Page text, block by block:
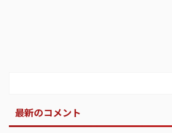
最新のコメント